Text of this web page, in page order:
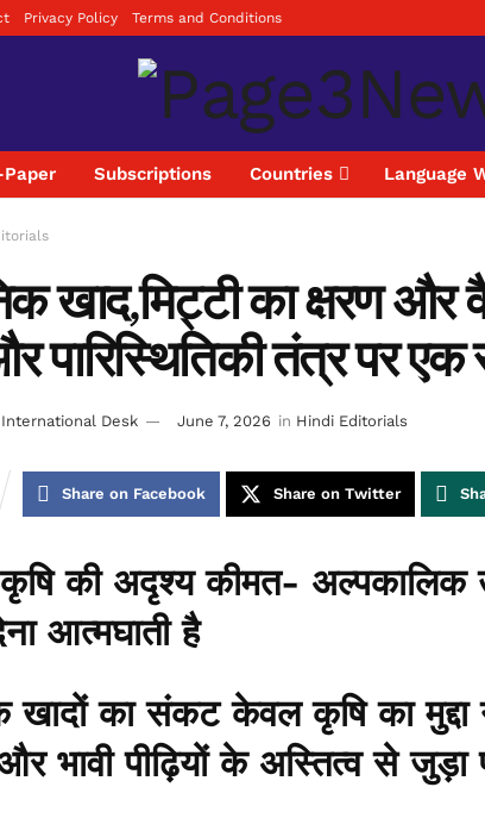
Privacy Policy Terms and Conditions
Paper Subscriptions Countries Language
खाद,मिट्टी का क्षरण और
पारिस्थितिकी तंत्र पर
Desk June 7, 2026 in Hindi Editorials
Share on Facebook Share on Twitter
की अदृश्य कीमत- अल्पकालिक
आत्मघाती है
खादों का संकट केवल कृषि का मुद्दा
भावी पीढ़ियों के अस्तित्व से